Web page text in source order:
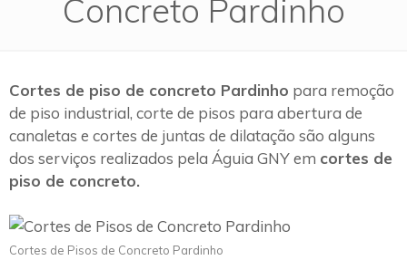
Concreto Pardinho
Cortes de piso de concreto Pardinho para remoção
de piso industrial, corte de pisos para abertura de
canaletas e cortes de juntas de dilatação são alguns
dos serviços realizados pela Águia GNY em cortes de
piso de concreto.
Cortes de Pisos de Concreto Pardinho